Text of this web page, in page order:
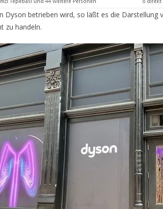
Dyson betrieben wird, so läßt es die Darstellung
zu handeln.